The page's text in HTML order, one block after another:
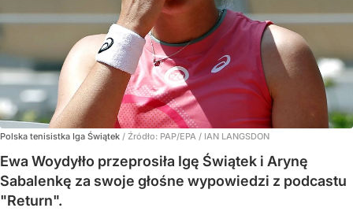
Polska tenisistka Iga Świątek / Źródło: PAP/EPA / IAN LANGSDON
Ewa Woydyłło przeprosiła Igę Świątek i Arynę
Sabalenkę za swoje głośne wypowiedzi z podcastu
"Return".